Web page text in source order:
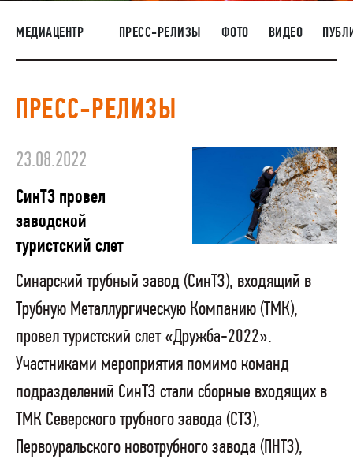
НАШИ ЛЮДИ
ОКРУЖАЮЩАЯ СРЕДА
РАСКРЫТИЕ ИНФОРМАЦИИ
ЗАКУПКИ
МЕДИАЦЕНТР ПРЕСС-РЕЛИЗЫ ФОТО ВИДЕО
ПРЕСС-РЕЛИЗЫ
23.08.2022
СинТЗ провел
заводской
туристский слет
Синарский трубный завод (СинТЗ), входящий в
Трубную Металлургическую Компанию (ТМК),
провел туристский слет «Дружба-2022».
Участниками мероприятия помимо команд
подразделений СинТЗ стали сборные входящих в
ТМК Северского трубного завода (СТЗ),
Первоуральского новотрубного завода (ПНТЗ),